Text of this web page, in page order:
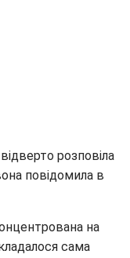
розповіла
повідомила в
на
сама